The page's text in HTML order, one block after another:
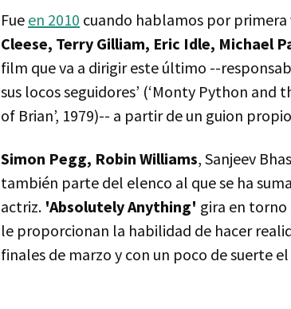
Fue en 2010 cuando hablamos por
Cleese, Terry Gilliam, Eric Idle, Michael
film que va a dirigir este último --
sus locos seguidores’ (‘Monty Python and
of Brian’, 1979)-- a partir de un guion
Simon Pegg, Robin Williams, Sanjeev
también parte del elenco al que se ha
actriz. 'Absolutely Anything' gira en torno
le proporcionan la habilidad de hacer
finales de marzo y con un poco de suerte